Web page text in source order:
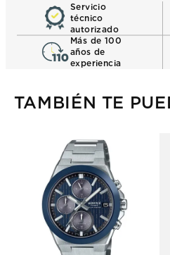
Servicio
técnico
autorizado
Más de 100
años de
experiencia
TAMBIÉN TE